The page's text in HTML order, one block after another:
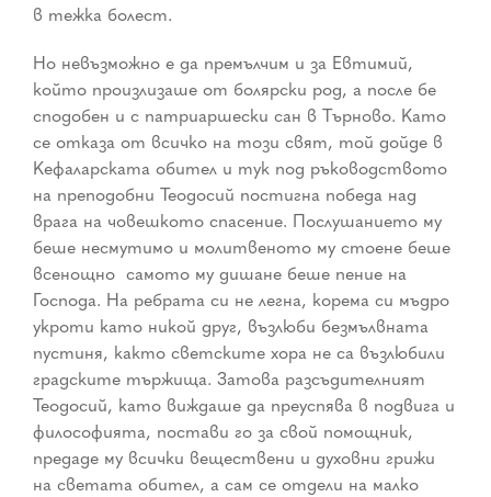
в тежка болест.
Но невъзможно е да премълчим и за Евтимий,
който произлизаше от болярски род, а после бе
сподобен и с патриаршески сан в Търново. Като
се отказа от всичко на този свят, той дойде в
Кефаларската обител и тук под ръководството
на преподобни Теодосий постигна победа над
врага на човешкото спасение. Послушанието му
беше несмутимо и молитвеното му стоене беше
всенощно ­ самото му дишане беше пение на
Господа. На ребрата си не легна, корема си мъдро
укроти като никой друг, възлюби безмълвната
пустиня, както светските хора не са възлюбили
градските тържища. Затова разсъдителният
Теодосий, като виждаше да преуспява в подвига и
философията, постави го за свой помощник,
предаде му всички веществени и духовни грижи
на светата обител, а сам се отдели на малко